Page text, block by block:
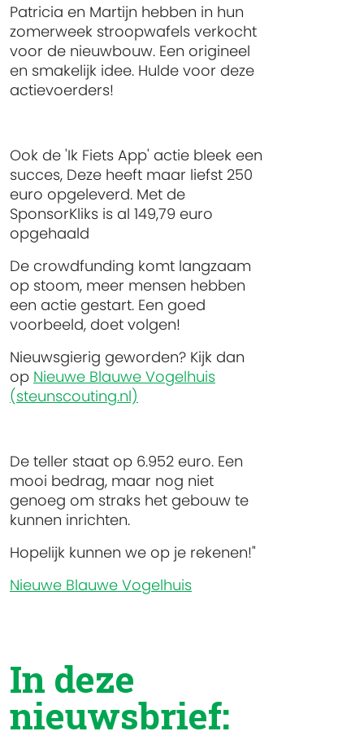
Patricia en Martijn hebben in hun
zomerweek stroopwafels verkocht
voor de nieuwbouw. Een origineel
en smakelijk idee. Hulde voor deze
actievoerders!
Ook de 'Ik Fiets App' actie bleek een
succes, Deze heeft maar liefst 250
euro opgeleverd. Met de
SponsorKliks is al 149,79 euro
opgehaald
De crowdfunding komt langzaam
op stoom, meer mensen hebben
een actie gestart. Een goed
voorbeeld, doet volgen!
Nieuwsgierig geworden? Kijk dan
op Nieuwe Blauwe Vogelhuis
(steunscouting.nl)
De teller staat op 6.952 euro. Een
mooi bedrag, maar nog niet
genoeg om straks het gebouw te
kunnen inrichten.
Hopelijk kunnen we op je rekenen!"
Nieuwe Blauwe Vogelhuis
In deze
nieuwsbrief: